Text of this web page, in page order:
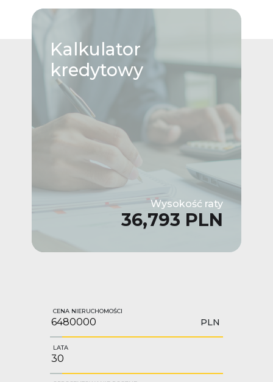
Kalkulator
kredytowy
Wysokość raty
36,793 PLN
CENA NIERUCHOMOŚCI
PLN
LATA